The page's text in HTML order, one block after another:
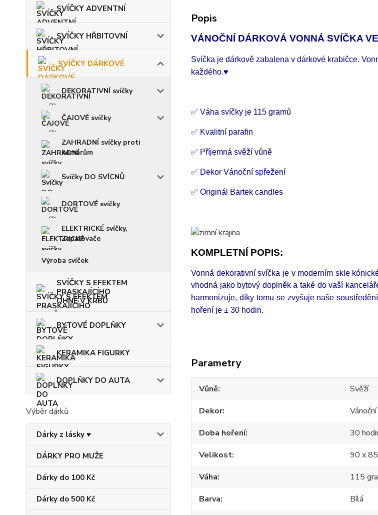
SVÍČKY ADVENTNÍ
SVÍČKY HŘBITOVNÍ
SVÍČKY DÁRKOVÉ
DEKORATIVNÍ svíčky
ČAJOVÉ svíčky
ZAHRADNÍ svíčky proti
komárům
Svíčky DO SVÍCNŮ
DORTOVÉ svíčky
ELEKTRICKÉ svíčky,
Zapalovače
Výroba svíček
SVÍČKY S EFEKTEM
PRASKAJÍCÍHO
OHNĚ V KRBU
BYTOVÉ DOPLŇKY
KERAMIKA FIGURKY
DOPLŇKY DO AUTA
Výběr dárků
Dárky z lásky ♥
DÁRKY PRO MUŽE
Dárky do 100 Kč
Dárky do 500 Kč
Popis
VÁNOČNÍ DÁRKOVÁ VONNÁ SVÍČKA
Svíčka je dárkově zabalena v dárkové krabičce.
každého.♥
✅ Váha svíčky je 115 gramů
✅ Kvalitní parafin
✅ Příjemná svěží vůně
✅ Dekor Vánoční spřežení
✅ Originál Bartek candles
KOMPLETNÍ POPIS:
Vonná dekorativní svíčka je v moderním skle
vhodná jako bytový doplněk a také do vaší
harmonizuje, díky tomu se zvyšuje naše
hoření je ± 30 hodin.
Parametry
Vůně
Svěží
Dekor
Doba hoření
30
Velikost
90 x
Váha
115
Barva
Bílá